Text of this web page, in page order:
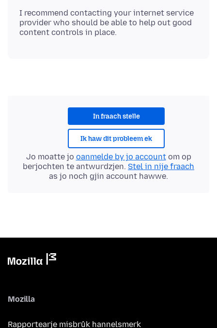
I recommend contacting your internet service
provider who should be able to help out good
In fraach stelle
Ik haw dit probleem ek
Jo moatte jo oanmelde by jo accountom op
berjochten te antwurdzjen. Stel in nije fraach
as jo noch gjin account hawwe.
Mozilla
Rapportearje misbrûk hannelsmerk